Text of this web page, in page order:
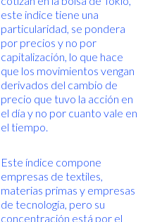
este indice tiene una
particularidad, se pondera
por precios y no por
capitalización, lo que hace
que los movimientos vengan
derivados del cambio de
precio que tuvo la acción en
el día y no por cuanto vale en
el tiempo.
Este índice compone
empresas de textiles,
materias primas y empresas
de tecnología, pero su
concentración está por el